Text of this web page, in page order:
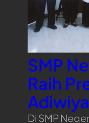
SMP
Raih
Di SMP